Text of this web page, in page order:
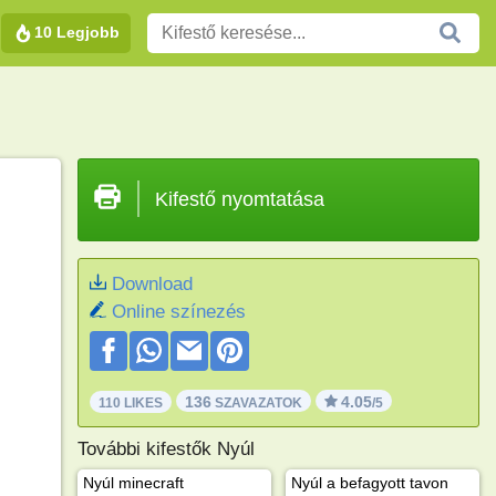
10 Legjobb
Kifestő nyomtatása
Download
Online színezés
110 LIKES 136SZAVAZATOK 4.05/5
További kifestők Nyúl
Nyúl minecraft Nyúl a befagyott tavon